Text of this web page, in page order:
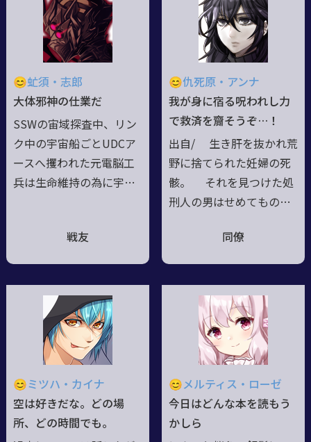
らない。半人半魔故に朝
は弱く、夜に強い。ヘラ
ヘラしているようだが実
は貴族出身で、勉強とこ
の世の摩訶不思議を解き
のお菓子を食べ尽くすた
めに世界を旅する。
己の真の姿の根源を知る
☆真の姿：旭日の黄金竜
神☆裏人格は白鱗蛇神オ
ロチヒメ。主人格を溺愛
する代理母。☆天災級の
霊能力者にして魔法系脳
飛ぶイケおじ好き。☆妹
ライムの魂は勾玉の中に
常駐。
😊虻須・志郎
大体邪神の仕業だ
SSWの宙域探査中、リン
ク中の宇宙船ごとUDCア
ースへ攫われた元電脳工
兵は生命維持の為に宇宙
生された。生贄として邪
により邪神の精神を制
圧。その力を持ったまま
人の意識を保つ事に成功
しUDC組織と合流。猟兵
として和名で登録した。
本名アヴス・シロン。
戦友
😊仇死原・アンナ
我が身に宿る呪われし力
で救済を齎そうぞ…！
出自/ 生き肝を抜かれ荒
野に捨てられた妊婦の死
骸。 それを見つけた処
刑人の男はせめてもの情
する為に死骸の腹を裂き
は突如息を吹き返し産声
をあげた。かくして赤子
は義父となる男に拾われ
アンナという名前を授か
り呪われし処刑人の一族
として育った。 普段は
昼行燈、だが仕事中や敵
同僚
😊ミツハ・カイナ
空は好きだな。どの場
所、どの時間でも。
😊メルティス・ローゼ
今日はどんな本を読もう
かしら